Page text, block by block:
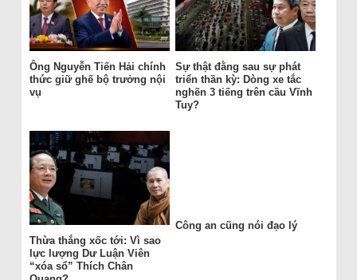
Ông Nguyễn Tiến Hải chính
thức giữ ghế bộ trưởng nội
vụ
Sự thật đằng sau sự phát
triển thần kỳ: Dòng xe tắc
nghẽn 3 tiếng trên cầu Vĩnh
Tuy?
Thừa thắng xốc tới: Vì sao
lực lượng Dư Luận Viên
“xóa sổ” Thích Chân
Công an cũng nói đạo lý